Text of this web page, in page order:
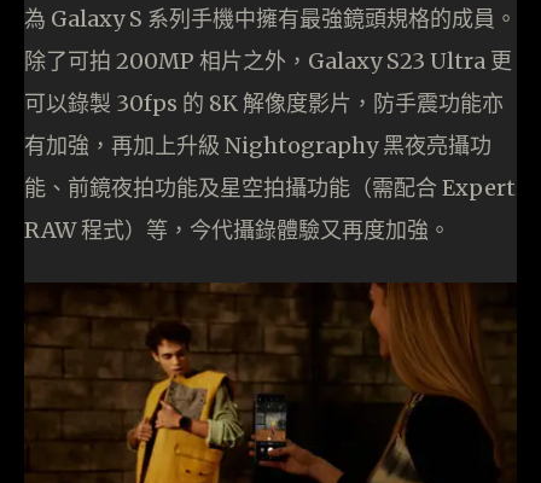
為 Galaxy S 系列手機中擁有最強鏡頭規格的成員。
除了可拍 200MP 相片之外，Galaxy S23 Ultra 更
可以錄製 30fps 的 8K 解像度影片，防手震功能亦
有加強，再加上升級 Nightography 黑夜亮攝功
能、前鏡夜拍功能及星空拍攝功能（需配合 Expert
RAW 程式）等，今代攝錄體驗又再度加強。